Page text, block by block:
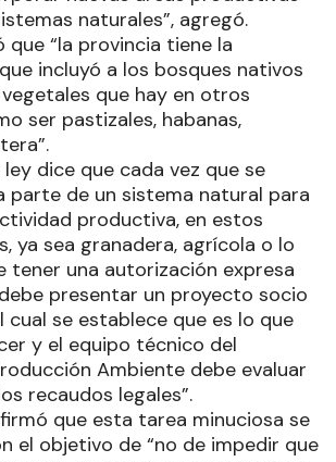
naturales”, agregó.
que “la provincia tiene la
incluyó a los bosques nativos
que hay en otros
ser pastizales, habanas,
ley dice que cada vez que se
parte de un sistema natural para
productiva, en estos
ya sea granadera, agrícola o lo
tener una autorización expresa
presentar un proyecto socio
cual se establece que es lo que
y el equipo técnico del
Ambiente debe evaluar
recaudos legales”.
que esta tarea minuciosa se
el objetivo de “no de impedir que